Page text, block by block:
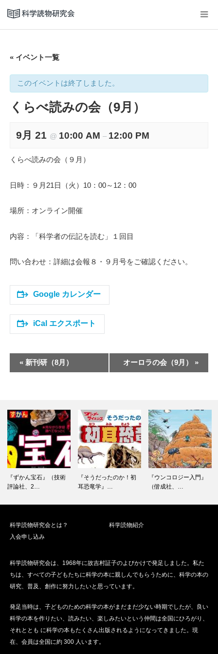
« イベント一覧
このイベントは終了しました。
くらべ読みの会（9月）
9月 21 @ 10:00 AM – 12:00 PM
くらべ読みの会（９月）
日時：９月21日（火）10：00～12：00
場所：オンライン開催
内容：「科学者の伝記を読む」１回目
問い合わせ：詳細は会報８・９月号をご確認ください。
Google カレンダー
iCal エクスポート
ベ
ビ
ゲ
ー
シ
ョ
ン
« 新刊研（8月） オーロラの会（9月） »
『ずかん宝石』（技術
評論社、2…
『そうだったのか！初
耳恐竜学』…
『ウンコロジー入門』
（偕成社、…
科学読物研究会とは？
科学読物紹介
入会申し込み
科学読物研究会は、1968年に故吉村証子のよびかけで発足しました。私た
ちは、すべての子どもたちに科学の本に親しんでもらうために、科学の本の
研究、普及、創作に努力したいと思っています。
発足当時は、子どものための科学の本がまだまだ少ない時期でしたが、良い
科学の本を作りたい、読みたい、楽しみたいという仲間は全国にひろがり、
それととも に科学の本もたくさん出版されるようになってきました。現
在、会員は全国に約 300 人います。